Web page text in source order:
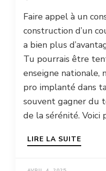
Faire appel à un
construction d’un
a bien plus
Tu pourrais être
enseigne nationale,
pro implanté dans
souvent gagner du
de la sérénité. Voici
LIRE LA SUITE